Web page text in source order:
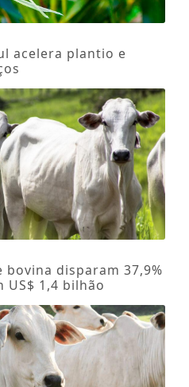
acelera plantio e
bovina disparam 37,9%
US$ 1,4 bilhão